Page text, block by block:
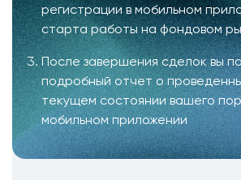
регистрации в мобильном
старта работы на фондовом
После завершения сделок вы
подробный отчет о
текущем состоянии вашего
мобильном приложении